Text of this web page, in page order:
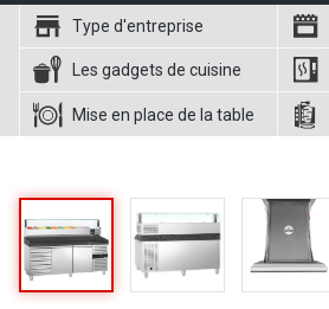
Type d'entreprise
Les gadgets de cuisine
Mise en place de la table